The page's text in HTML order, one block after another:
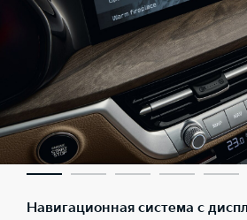
Навигационная система с